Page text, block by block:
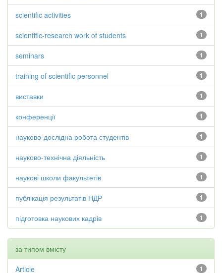
1
scientific activities
1
scientific-research work of students
1
seminars
1
training of scientific personnel
1
виставки
1
конференції
1
науково-дослідна робота студентів
1
науково-технічна діяльність
1
наукові школи факультетів
1
публікація результатів НДР
1
підготовка наукових кадрів
за типом вмісту
1
Article